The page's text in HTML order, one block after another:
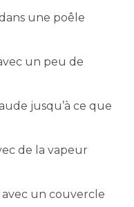
une poêle
un peu de
jusqu’à ce que
de la vapeur
un couvercle